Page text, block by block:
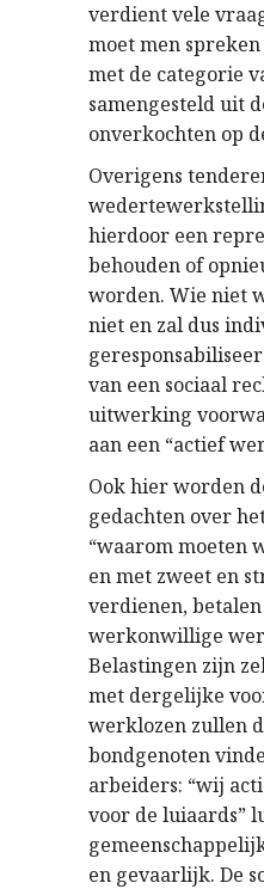
verdient vele
moet men
met de categorie
samengesteld uit
onverkochten op
Overigens
hierdoor een
behouden of
worden. Wie niet
niet en zal dus
van een sociaal
uitwerking
aan een “actief
Ook hier worden
gedachten over
“waarom moeten
en met zweet en
verdienen,
werkonwillige
Belastingen zijn
met dergelijke
werklozen zullen
bondgenoten
arbeiders: “wij
voor de luiaards”
en gevaarlijk. De